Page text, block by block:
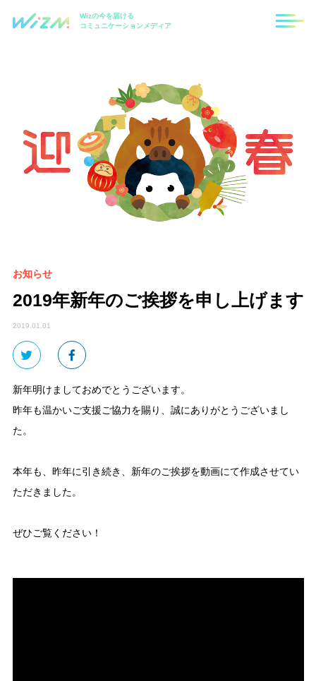
Wizの今を届ける
コミュニケーションメディア
お知らせ
2019年新年のご挨拶を申し上げます
2019.01.01
新年明けましておめでとうございます。
昨年も温かいご支援ご協力を賜り、誠にありがとうございまし
た。
本年も、昨年に引き続き、新年のご挨拶を動画にて作成させてい
ただきました。
ぜひご覧ください！